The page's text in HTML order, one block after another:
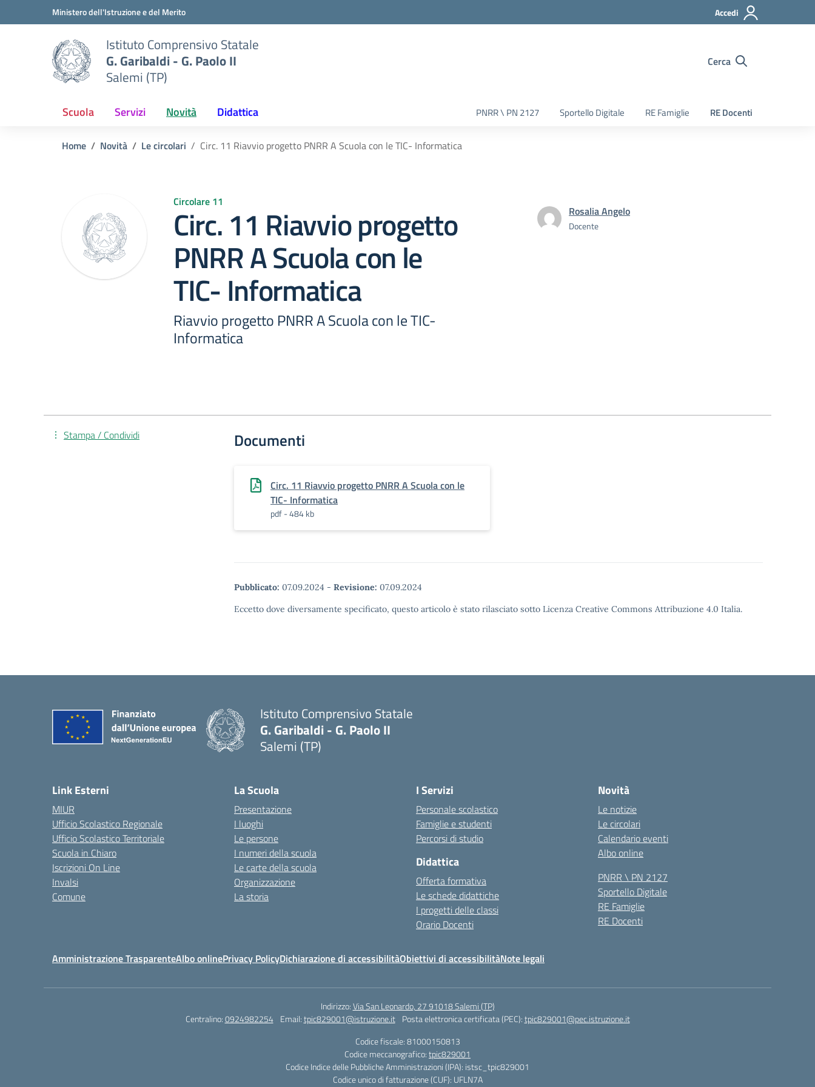
Vai ai contenuti
Vai al menu di navigazioneMinistero dell'Istruzione e del Merito Accedi
Istituto Comprensivo Statale
G. Garibaldi - G. Paolo II
Salemi (TP)
Cerca
Scuola Servizi Novità Didattica PNRR \ PN 2127 Sportello Digitale RE Famiglie RE Docenti
Home Novità Le circolari Circ. 11 Riavvio progetto PNRR A Scuola con le TIC- Informatica
Circolare 11
Circ. 11 Riavvio progetto
PNRR A Scuola con le
TIC- Informatica
Riavvio progetto PNRR A Scuola con le TIC-
Informatica
Rosalia Angelo
Docente
Documenti
Circ. 11 Riavvio progetto PNRR A Scuola con le
TIC- Informatica
pdf - 484 kb
Pubblicato: 07.09.2024 - Revisione: 07.09.2024
Eccetto dove diversamente specificato, questo articolo è stato rilasciato sotto Licenza Creative Commons Attribuzione 4.0 Italia.
Stampa / Condividi
Istituto Comprensivo Statale
G. Garibaldi - G. Paolo II
Salemi (TP)
Link Esterni
MIUR
Ufficio Scolastico Regionale
Ufficio Scolastico Territoriale
Scuola in Chiaro
Iscrizioni On Line
Invalsi
Comune
La Scuola
Presentazione
I luoghi
Le persone
I numeri della scuola
Le carte della scuola
Organizzazione
La storia
I Servizi
Personale scolastico
Famiglie e studenti
Percorsi di studio
Didattica
Offerta formativa
Le schede didattiche
I progetti delle classi
Orario Docenti
Novità
Le notizie
Le circolari
Calendario eventi
Albo online
PNRR \ PN 2127
Sportello Digitale
RE Famiglie
RE Docenti
Amministrazione TrasparenteAlbo onlinePrivacy PolicyDichiarazione di accessibilitàObiettivi di accessibilitàNote legali
Indirizzo:Via San Leonardo, 27 91018 Salemi (TP)
Centralino:0924982254 Email:tpic829001@istruzione.it Posta elettronica certificata (PEC):tpic829001@pec.istruzione.it
Codice fiscale: 81000150813
Codice meccanografico:tpic829001
Codice Indice delle Pubbliche Amministrazioni (IPA): istsc_tpic829001
Codice unico di fatturazione (CUF): UFLN7A